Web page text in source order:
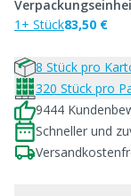
1+ Stück83,50 €
8 Stück pro
320 Stück pro
9444
Schneller und